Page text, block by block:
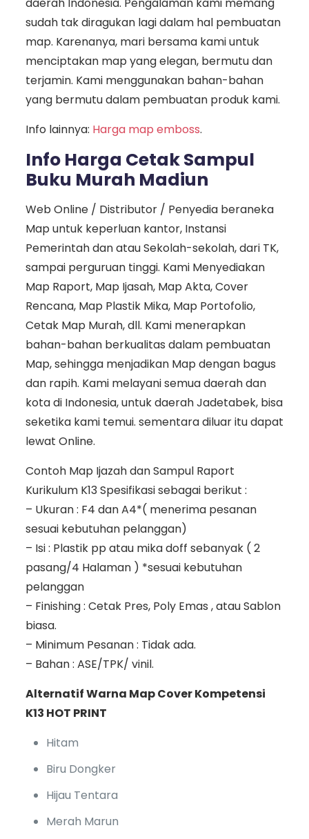
sudah tak diragukan lagi dalam hal pembuatan
map. Karenanya, mari bersama kami untuk
menciptakan map yang elegan, bermutu dan
terjamin. Kami menggunakan bahan-bahan
yang bermutu dalam pembuatan produk kami.
Info lainnya: Harga map emboss.
Info Harga Cetak Sampul
Buku Murah Madiun
Web Online / Distributor / Penyedia beraneka
Map untuk keperluan kantor, Instansi
Pemerintah dan atau Sekolah-sekolah, dari TK,
sampai perguruan tinggi. Kami Menyediakan
Map Raport, Map Ijasah, Map Akta, Cover
Rencana, Map Plastik Mika, Map Portofolio,
Cetak Map Murah, dll. Kami menerapkan
bahan-bahan berkualitas dalam pembuatan
Map, sehingga menjadikan Map dengan bagus
dan rapih. Kami melayani semua daerah dan
kota di Indonesia, untuk daerah Jadetabek, bisa
seketika kami temui. sementara diluar itu dapat
lewat Online.
Contoh Map Ijazah dan Sampul Raport
Kurikulum K13 Spesifikasi sebagai berikut :
– Ukuran : F4 dan A4*( menerima pesanan
sesuai kebutuhan pelanggan)
– Isi : Plastik pp atau mika doff sebanyak ( 2
pasang/4 Halaman ) *sesuai kebutuhan
pelanggan
– Finishing : Cetak Pres, Poly Emas , atau Sablon
biasa.
– Minimum Pesanan : Tidak ada.
– Bahan : ASE/TPK/ vinil.
Alternatif Warna Map Cover Kompetensi
K13 HOT PRINT
Hitam
Biru Dongker
Hijau Tentara
Merah Marun